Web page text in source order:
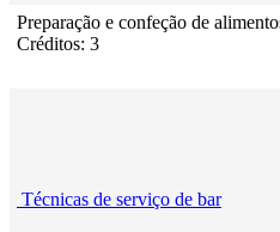
Preparação e confeção de
Créditos: 3
Técnicas de serviço de bar